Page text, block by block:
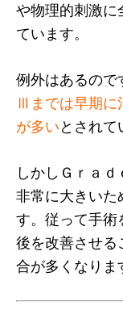
や物理的刺激に
ています。
例外はあるので
Ⅲまでは早期に
が多いとされて
しかしＧｒａ
非常に大きいた
す。従って手術
後を改善させる
合が多くなりま